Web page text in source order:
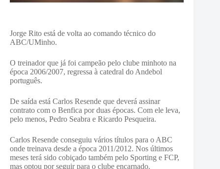
Jorge Rito está de volta ao comando técnico do
ABC/UMinho.
O treinador que já foi campeão pelo clube minhoto na
época 2006/2007, regressa à catedral do Andebol
português.
De saída está Carlos Resende que deverá assinar
contrato com o Benfica por duas épocas. Com ele leva,
pelo menos, Pedro Seabra e Ricardo Pesqueira.
Carlos Resende conseguiu vários títulos para o ABC
onde treinava desde a época 2011/2012. Nos últimos
meses terá sido cobiçado também pelo Sporting e FCP,
mas optou por seguir para o clube encarnado.